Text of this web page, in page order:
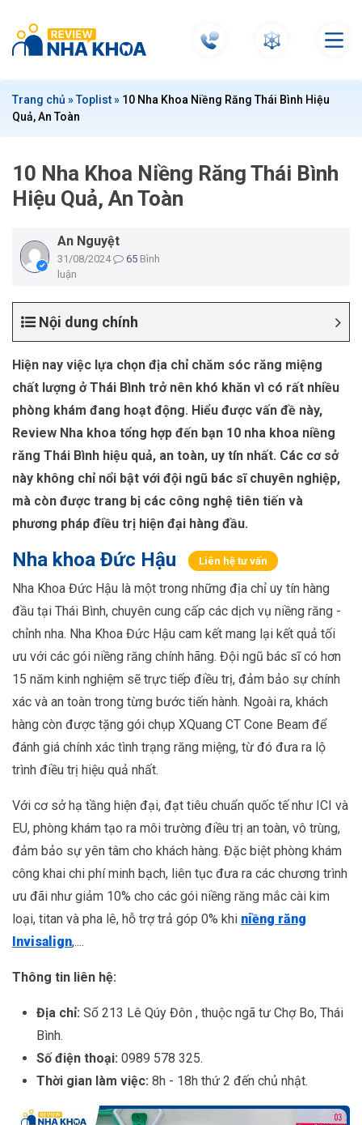
t
Trang chủ »Toplist» 10 Nha Khoa Niềng Răng Thái Bình Hiệu
Quả, An Toàn
10 Nha Khoa Niềng Răng Thái Bình
Hiệu Quả, An Toàn
An Nguyệt
31/08/2024 65 Bình
luận
Nội dung chính
Hiện nay việc lựa chọn địa chỉ chăm sóc răng miệng
chất lượng ở Thái Bình trở nên khó khăn vì có rất nhiều
phòng khám đang hoạt động. Hiểu được vấn đề này,
Review Nha khoa tổng hợp đến bạn 10 nha khoa niềng
răng Thái Bình hiệu quả, an toàn, uy tín nhất. Các cơ sở
này không chỉ nổi bật với đội ngũ bác sĩ chuyên nghiệp,
mà còn được trang bị các công nghệ tiên tiến và
phương pháp điều trị hiện đại hàng đầu.
Nha khoa Đức Hậu Liên hệ tư vấn
Nha Khoa Đức Hậu là một trong những địa chỉ uy tín hàng
đầu tại Thái Bình, chuyên cung cấp các dịch vụ niềng răng -
chỉnh nha. Nha Khoa Đức Hậu cam kết mang lại kết quả tối
ưu với các gói niềng răng chính hãng. Đội ngũ bác sĩ có hơn
15 năm kinh nghiệm sẽ trực tiếp điều trị, đảm bảo sự chính
xác và an toàn trong từng bước tiến hành. Ngoài ra, khách
hàng còn được tặng gói chụp XQuang CT Cone Beam để
đánh giá chính xác tình trạng răng miệng, từ đó đưa ra lộ
trình điều trị hiệu quả nhất.
Với cơ sở hạ tầng hiện đại, đạt tiêu chuẩn quốc tế như ICI và
EU, phòng khám tạo ra môi trường điều trị an toàn, vô trùng,
đảm bảo sự yên tâm cho khách hàng. Đặc biệt phòng khám
công khai chi phí minh bạch, liên tục đưa ra các chương trình
ưu đãi như giảm 10% cho các gói niềng răng mắc cài kim
loại, titan và pha lê, hỗ trợ trả góp 0% khi niềng răng
Invisalign,....
Thông tin liên hệ:
Địa chỉ: Số 213 Lê Qúy Đôn , thuộc ngã tư Chợ Bo, Thái
Bình.
Số điện thoại: 0989 578 325.
Thời gian làm việc: 8h - 18h thứ 2 đến chủ nhật.